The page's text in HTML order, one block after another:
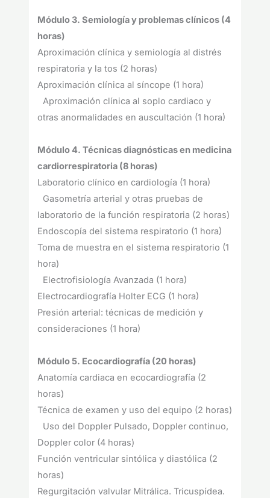
Módulo 3. Semiología y problemas clínicos (4
horas)
Aproximación clínica y semiología al distrés
respiratoria y la tos (2 horas)
Aproximación clínica al síncope (1 hora)
Aproximación clínica al soplo cardiaco y
otras anormalidades en auscultación (1 hora)
Módulo 4. Técnicas diagnósticas en medicina
cardiorrespiratoria (8 horas)
Laboratorio clínico en cardiología (1 hora)
Gasometría arterial y otras pruebas de
laboratorio de la función respiratoria (2 horas)
Endoscopía del sistema respiratorio (1 hora)
Toma de muestra en el sistema respiratorio (1
hora)
Electrofisiología Avanzada (1 hora)
Electrocardiografía Holter ECG (1 hora)
Presión arterial: técnicas de medición y
consideraciones (1 hora)
Módulo 5. Ecocardiografía (20 horas)
Anatomía cardiaca en ecocardiografía (2
horas)
Técnica de examen y uso del equipo (2 horas)
Uso del Doppler Pulsado, Doppler continuo,
Doppler color (4 horas)
Función ventricular sintólica y diastólica (2
horas)
Regurgitación valvular Mitrálica. Tricuspídea.